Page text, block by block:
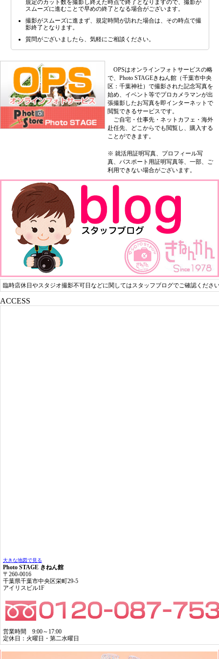
規定のカット数を撮影し終えた時点で終了となりますので、撮影が
スムーズに進むことで早めの終了となる場合がございます。
撮影がスムーズに進まず、規定時間が訪れた場合は、その時点で撮
影終了となります。
質問がございましたら、気軽にご相談ください。
OPSはオンラインフォトサービスの略
で、Photo STAGEきねん館（千葉市中央
区：千葉神社）で撮影された記念写真を
始め、イベント等でプロカメラマンが出
張撮影したお写真を即インターネットで
閲覧できるサービスです。
ご自宅・仕事先・ネットカフェ・海外
赴任先、どこからでも閲覧し、購入する
ことができます。
※ 就活用証明写真、プロフィール写
真、パスポート用証明写真等、一部、ご
利用できない場合がございます。
臨時店休日やスタジオ撮影不可日などに関してはスタッフブログでご確認くださ
ACCESS
大きな地図で見る
Photo STAGE きねん館
〒260-0016
千葉県千葉市中央区栄町29-5
アイリスビル1F
営業時間 9:00～17:00
定休日：火曜日・第二水曜日